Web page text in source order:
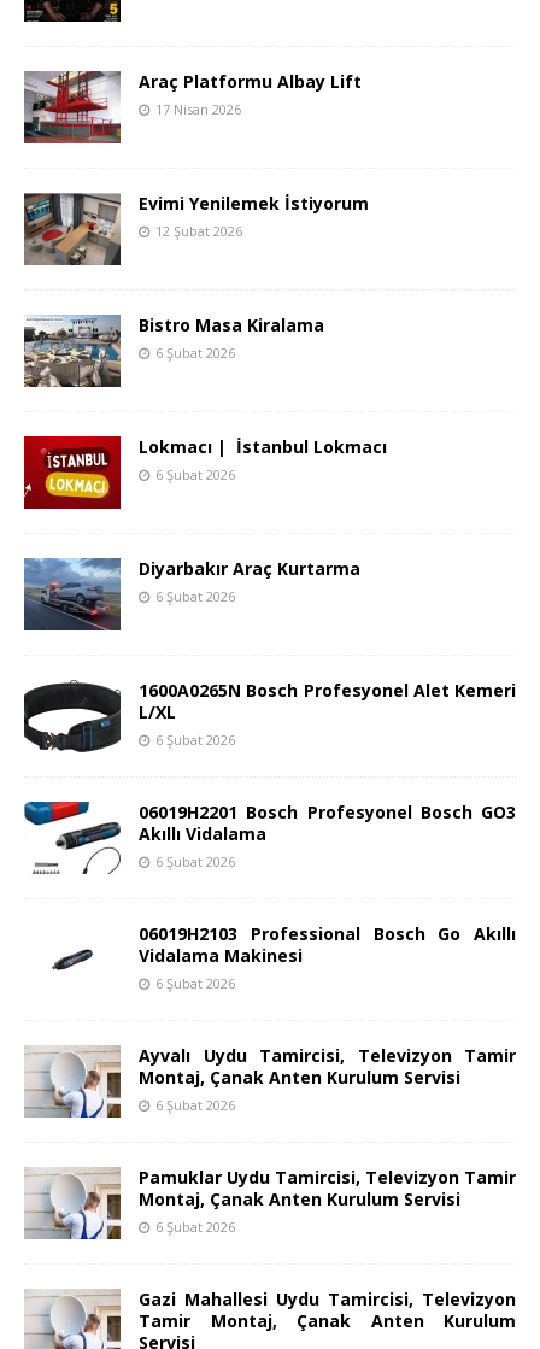
Araç Platformu Albay Lift
17 Nisan 2026
Evimi Yenilemek İstiyorum
12 Şubat 2026
Bistro Masa Kiralama
6 Şubat 2026
Lokmacı | İstanbul Lokmacı
6 Şubat 2026
Diyarbakır Araç Kurtarma
6 Şubat 2026
1600A0265N Bosch Profesyonel Alet Kemeri
L/XL
6 Şubat 2026
06019H2201 Bosch Profesyonel Bosch GO3
Akıllı Vidalama
6 Şubat 2026
06019H2103 Professional Bosch Go Akıllı
Vidalama Makinesi
6 Şubat 2026
Ayvalı Uydu Tamircisi, Televizyon Tamir
Montaj, Çanak Anten Kurulum Servisi
6 Şubat 2026
Pamuklar Uydu Tamircisi, Televizyon Tamir
Montaj, Çanak Anten Kurulum Servisi
6 Şubat 2026
Gazi Mahallesi Uydu Tamircisi, Televizyon
Tamir Montaj, Çanak Anten Kurulum
Servisi